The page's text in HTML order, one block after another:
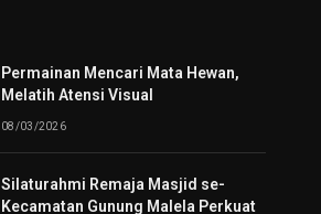
Permainan Mencari Mata Hewan,
Melatih Atensi Visual
08/03/2026
Silaturahmi Remaja Masjid se-
Kecamatan Gunung Malela Perkuat